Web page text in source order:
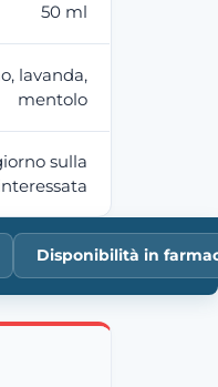
50 ml
lavanda,
mentolo
sulla
Disponibilità in